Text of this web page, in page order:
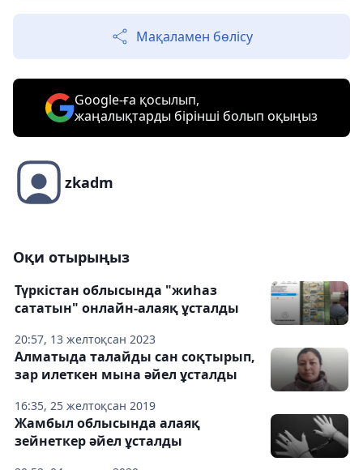
Мақаламен бөлісу
Google-ға қосылып,
жаңалықтарды бірінші болып оқыңыз
zkadm
Оқи отырыңыз
20:57, 13 желтоқсан 2023
Түркістан облысында "жиһаз
сататын" онлайн-алаяқ ұсталды
16:35, 25 желтоқсан 2019
Алматыда талайды сан соқтырып,
зар илеткен мына әйел ұсталды
Жамбыл облысында алаяқ
зейнеткер әйел ұсталды